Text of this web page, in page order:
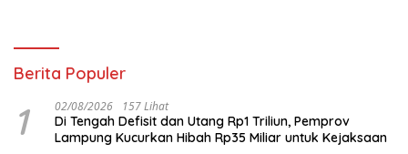
Berita Populer
1 02/08/2026 157 Lihat
Di Tengah Defisit dan Utang Rp1 Triliun, Pemprov
Lampung Kucurkan Hibah Rp35 Miliar untuk Kejaksaan